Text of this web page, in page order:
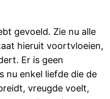
gevoeld. Zie nu alle
hieruit voortvloeien,
Er is geen
nu enkel liefde die de
vreugde voelt,